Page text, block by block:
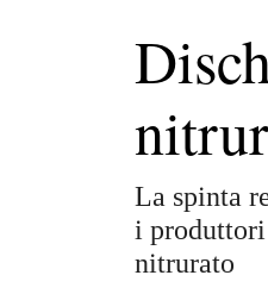
La spinta
i
nitrurato